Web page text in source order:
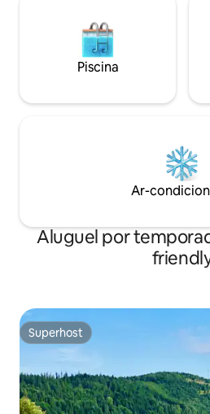
Piscina
Ar-
Aluguel por
Superhost
Superhost